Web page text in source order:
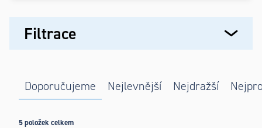
Řazení
produktů
Doporučujeme Nejlevnější Nejdražší
5položek celkem
Filtrace
Výpis